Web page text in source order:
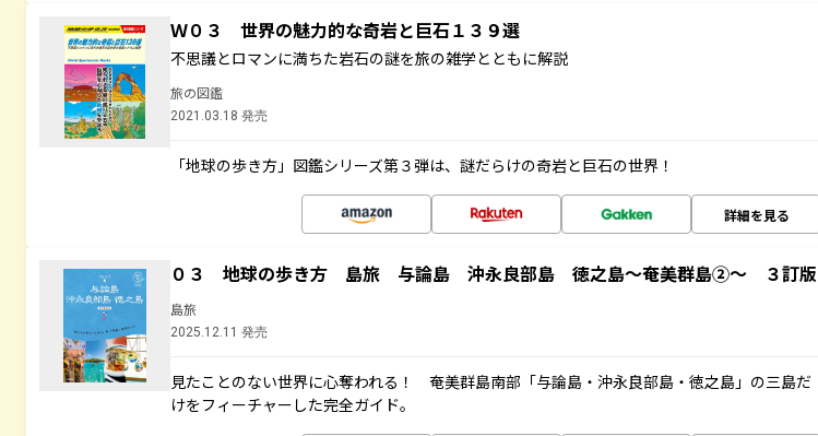
Ｗ０３ 世界の魅力的な奇岩と巨石１３９選
不思議とロマンに満ちた岩石の謎を旅の雑学とともに解説
旅の図鑑
2021.03.18 発売
「地球の歩き方」図鑑シリーズ第３弾は、謎だらけの奇岩と巨石の世界！
詳細を見る
０３ 地球の歩き方 島旅 与論島 沖永良部島 徳之島～奄美群島②～ ３訂版
島旅
2025.12.11 発売
見たことのない世界に心奪われる！ 奄美群島南部「与論島・沖永良部島・徳之島」の三島だ
けをフィーチャーした完全ガイド。